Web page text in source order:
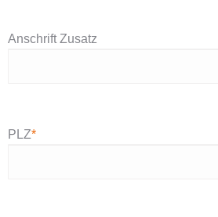
Anschrift Zusatz
PLZ*